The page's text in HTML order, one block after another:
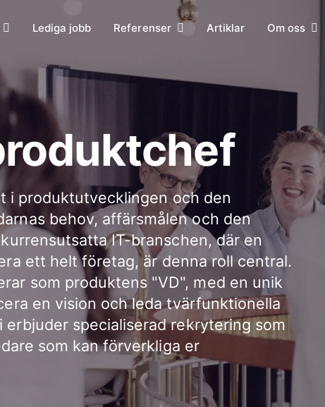
Lediga jobb Referenser Artiklar Om oss
i produktutvecklingen och den
behov, affärsmålen och den
IT-branschen, där en
ett helt företag, är denna roll central.
som produktens "VD", med en unik
en vision och leda tvärfunktionella
specialiserad rekrytering som
som kan förverkliga er